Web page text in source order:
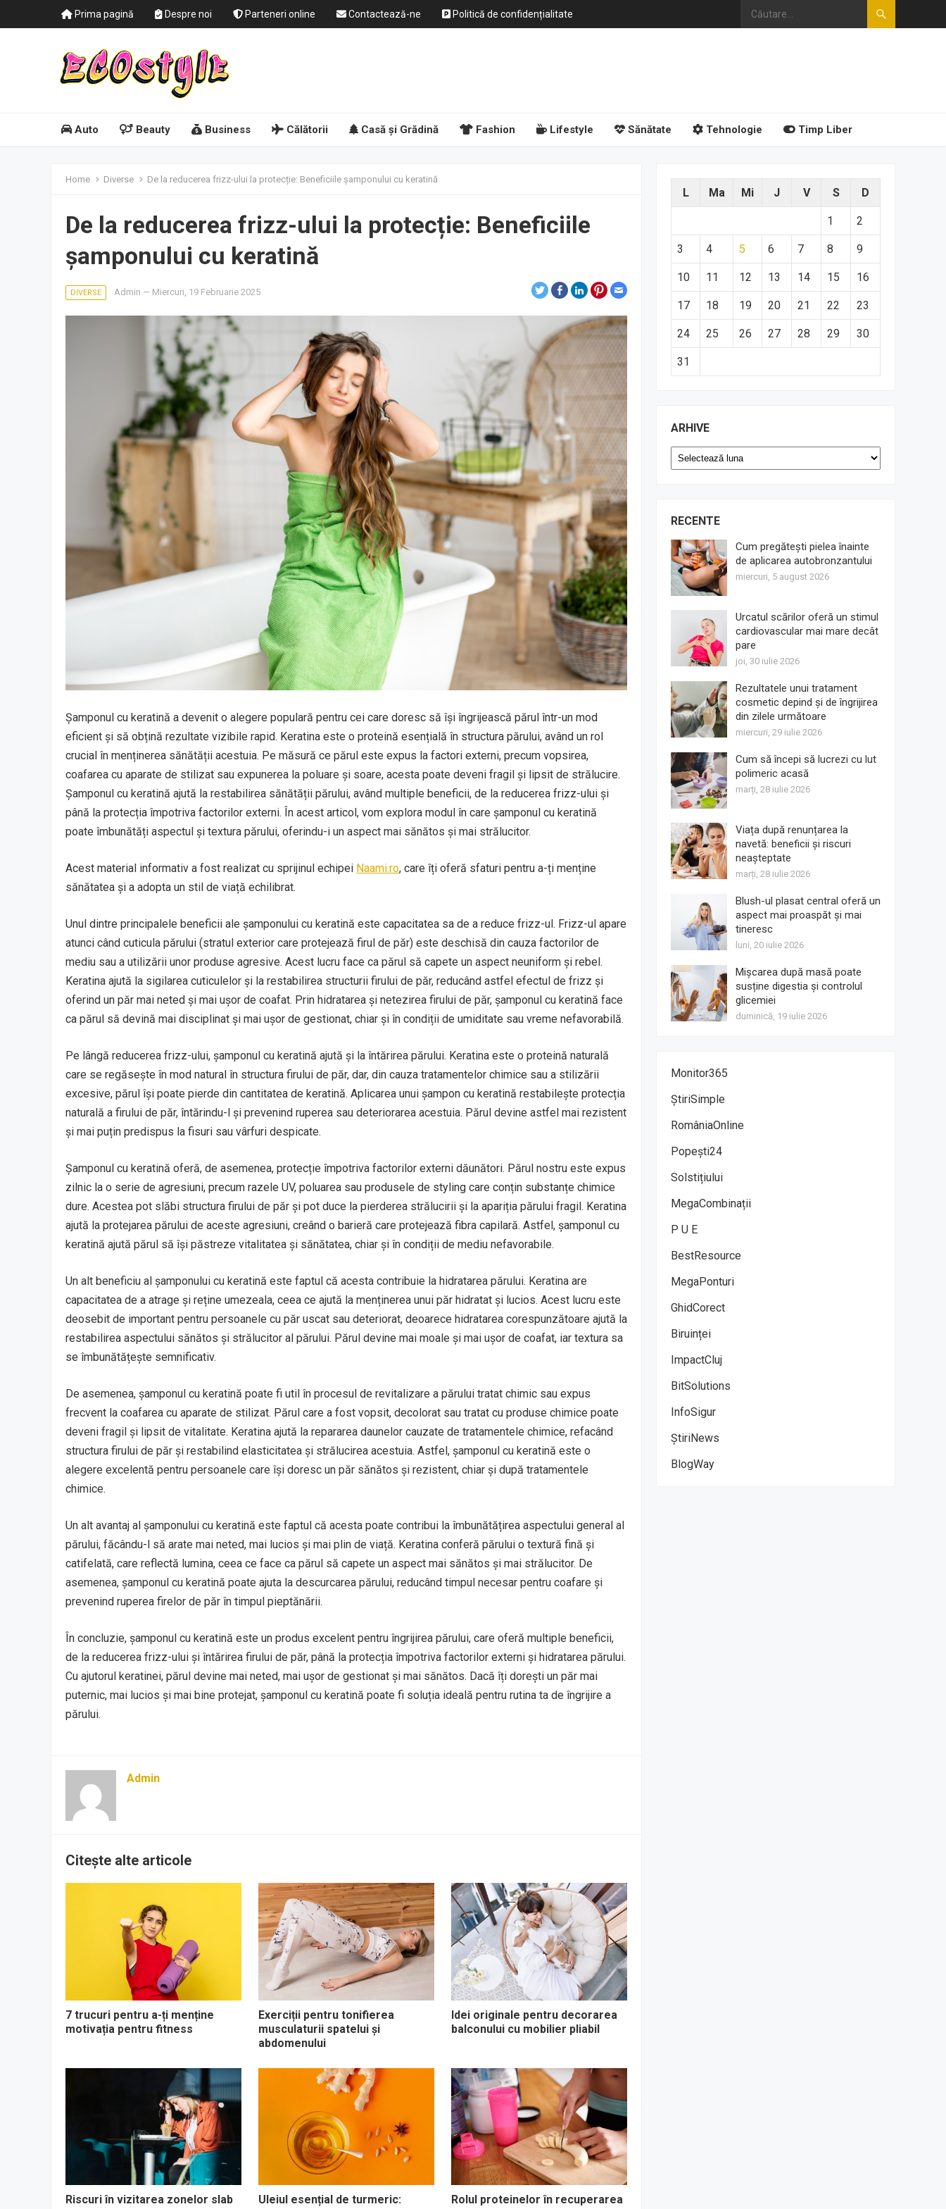
Prima pagină Despre noi Parteneri online Contactează-ne Politică de confidențialitate
Auto Beauty Business Călătorii Casă și Grădină Fashion Lifestyle Sănătate Tehnologie Timp Liber
Home Diverse De la reducerea frizz-ului la protecție: Beneficiile șamponului cu keratină
De la reducerea frizz-ului la protecție: Beneficiile
șamponului cu keratină
DIVERSE Admin — Miercuri, 19 Februarie 2025
Șamponul cu keratină a devenit o alegere populară pentru cei care doresc să își îngrijească părul într-un mod
eficient și să obțină rezultate vizibile rapid. Keratina este o proteină esențială în structura părului, având un rol
crucial în menținerea sănătății acestuia. Pe măsură ce părul este expus la factori externi, precum vopsirea,
coafarea cu aparate de stilizat sau expunerea la poluare și soare, acesta poate deveni fragil și lipsit de strălucire.
Șamponul cu keratină ajută la restabilirea sănătății părului, având multiple beneficii, de la reducerea frizz-ului și
până la protecția împotriva factorilor externi. În acest articol, vom explora modul în care șamponul cu keratină
poate îmbunătăți aspectul și textura părului, oferindu-i un aspect mai sănătos și mai strălucitor.
Acest material informativ a fost realizat cu sprijinul echipei Naami.ro, care îți oferă sfaturi pentru a-ți menține
sănătatea și a adopta un stil de viață echilibrat.
Unul dintre principalele beneficii ale șamponului cu keratină este capacitatea sa de a reduce frizz-ul. Frizz-ul apare
atunci când cuticula părului (stratul exterior care protejează firul de păr) este deschisă din cauza factorilor de
mediu sau a utilizării unor produse agresive. Acest lucru face ca părul să capete un aspect neuniform și rebel.
Keratina ajută la sigilarea cuticulelor și la restabilirea structurii firului de păr, reducând astfel efectul de frizz și
oferind un păr mai neted și mai ușor de coafat. Prin hidratarea și netezirea firului de păr, șamponul cu keratină face
ca părul să devină mai disciplinat și mai ușor de gestionat, chiar și în condiții de umiditate sau vreme nefavorabilă.
Pe lângă reducerea frizz-ului, șamponul cu keratină ajută și la întărirea părului. Keratina este o proteină naturală
care se regăsește în mod natural în structura firului de păr, dar, din cauza tratamentelor chimice sau a stilizării
excesive, părul își poate pierde din cantitatea de keratină. Aplicarea unui șampon cu keratină restabilește protecția
naturală a firului de păr, întărindu-l și prevenind ruperea sau deteriorarea acestuia. Părul devine astfel mai rezistent
și mai puțin predispus la fisuri sau vârfuri despicate.
Șamponul cu keratină oferă, de asemenea, protecție împotriva factorilor externi dăunători. Părul nostru este expus
zilnic la o serie de agresiuni, precum razele UV, poluarea sau produsele de styling care conțin substanțe chimice
dure. Acestea pot slăbi structura firului de păr și pot duce la pierderea strălucirii și la apariția părului fragil. Keratina
ajută la protejarea părului de aceste agresiuni, creând o barieră care protejează fibra capilară. Astfel, șamponul cu
keratină ajută părul să își păstreze vitalitatea și sănătatea, chiar și în condiții de mediu nefavorabile.
Un alt beneficiu al șamponului cu keratină este faptul că acesta contribuie la hidratarea părului. Keratina are
capacitatea de a atrage și reține umezeala, ceea ce ajută la menținerea unui păr hidratat și lucios. Acest lucru este
deosebit de important pentru persoanele cu păr uscat sau deteriorat, deoarece hidratarea corespunzătoare ajută la
restabilirea aspectului sănătos și strălucitor al părului. Părul devine mai moale și mai ușor de coafat, iar textura sa
se îmbunătățește semnificativ.
De asemenea, șamponul cu keratină poate fi util în procesul de revitalizare a părului tratat chimic sau expus
frecvent la coafarea cu aparate de stilizat. Părul care a fost vopsit, decolorat sau tratat cu produse chimice poate
deveni fragil și lipsit de vitalitate. Keratina ajută la repararea daunelor cauzate de tratamentele chimice, refacând
structura firului de păr și restabilind elasticitatea și strălucirea acestuia. Astfel, șamponul cu keratină este o
alegere excelentă pentru persoanele care își doresc un păr sănătos și rezistent, chiar și după tratamentele
chimice.
Un alt avantaj al șamponului cu keratină este faptul că acesta poate contribui la îmbunătățirea aspectului general al
părului, făcându-l să arate mai neted, mai lucios și mai plin de viață. Keratina conferă părului o textură fină și
catifelată, care reflectă lumina, ceea ce face ca părul să capete un aspect mai sănătos și mai strălucitor. De
asemenea, șamponul cu keratină poate ajuta la descurcarea părului, reducând timpul necesar pentru coafare și
prevenind ruperea firelor de păr în timpul pieptănării.
În concluzie, șamponul cu keratină este un produs excelent pentru îngrijirea părului, care oferă multiple beneficii,
de la reducerea frizz-ului și întărirea firului de păr, până la protecția împotriva factorilor externi și hidratarea părului.
Cu ajutorul keratinei, părul devine mai neted, mai ușor de gestionat și mai sănătos. Dacă îți dorești un păr mai
puternic, mai lucios și mai bine protejat, șamponul cu keratină poate fi soluția ideală pentru rutina ta de îngrijire a
părului.
Admin
Citește alte articole
7 trucuri pentru a-ți menține
motivația pentru fitness
Exerciții pentru tonifierea
musculaturii spatelui și
abdomenului
Idei originale pentru decorarea
balconului cu mobilier pliabil
Riscuri în vizitarea zonelor slab
Uleiul esențial de turmeric:
Rolul proteinelor în recuperarea
L Ma Mi J V S D
1 2
3 4 5 6 7 8 9
10 11 12 13 14 15 16
17 18 19 20 21 22 23
24 25 26 27 28 29 30
31
ARHIVE
Arhive
RECENTE
Cum pregătești pielea înainte
de aplicarea autobronzantului
miercuri, 5 august 2026
Urcatul scărilor oferă un stimul
cardiovascular mai mare decât
pare
joi, 30 iulie 2026
Rezultatele unui tratament
cosmetic depind și de îngrijirea
din zilele următoare
miercuri, 29 iulie 2026
Cum să începi să lucrezi cu lut
polimeric acasă
marți, 28 iulie 2026
Viața după renunțarea la
navetă: beneficii și riscuri
neașteptate
marți, 28 iulie 2026
Blush-ul plasat central oferă un
aspect mai proaspăt și mai
tineresc
luni, 20 iulie 2026
Mișcarea după masă poate
susține digestia și controlul
glicemiei
duminică, 19 iulie 2026
Monitor365
ȘtiriSimple
RomâniaOnline
Popești24
Solstițiului
MegaCombinații
P U E
BestResource
MegaPonturi
GhidCorect
Biruinței
ImpactCluj
BitSolutions
InfoSigur
ȘtiriNews
BlogWay